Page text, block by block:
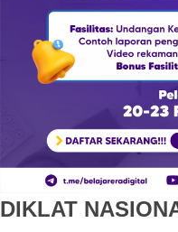
DIKLAT